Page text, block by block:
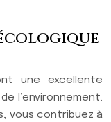
une excellente
l’environnement.
vous contribuez à